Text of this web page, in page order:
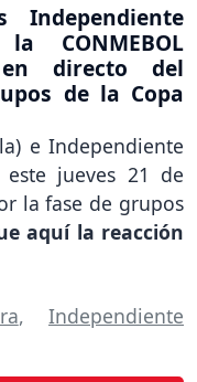
CONMEBOL
en directo del
de la Copa
e Independiente
este jueves 21 de
la fase de grupos
aquí la reacción
, Independiente